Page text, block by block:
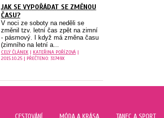
JAK SE VYPOŘÁDAT SE ZMĚNOU
ČASU?
V noci ze soboty na neděli se
změnil tzv. letní čas zpět na zimní
- pásmový. I když má změna času
(zimního na letní a...
CELÝ ČLÁNEK| KATEŘINA POŘÍZOVÁ|
2015.10.25 | PŘEČTENO: 31749X